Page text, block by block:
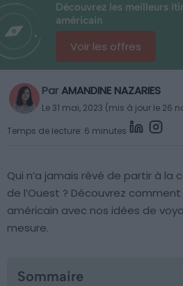
Découvrez les meilleurs
américain
Voir les offres
ParAMANDINE NAZARIES
Le 31 mai, 2023 (mis à jour le 26
Temps de lecture: 6 minutes
Qui n’a jamais rêvé de partir à la
de l’Ouest ? Découvrez
américain avec nos idées de
mesure.
Sommaire